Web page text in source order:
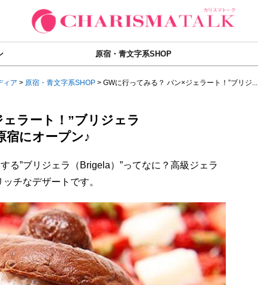
原宿・青文字系SHOP
ィア > 原宿・青文字系SHOP > GWに行ってみる？ パン×ジェラート！”ブリジ...
ラート！”ブリジェラ
宿にオープン♪
る”ブリジェラ（Brigela）”ってなに？高級ジェラ
チなデザートです。